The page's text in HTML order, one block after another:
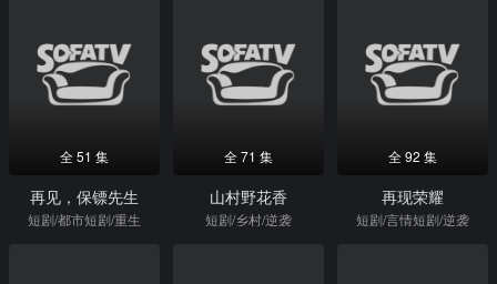
全 51 集
再见，保镖先生
短剧/都市短剧/重生
全 71 集
山村野花香
短剧/乡村/逆袭
全 92 集
再现荣耀
短剧/言情短剧/逆袭